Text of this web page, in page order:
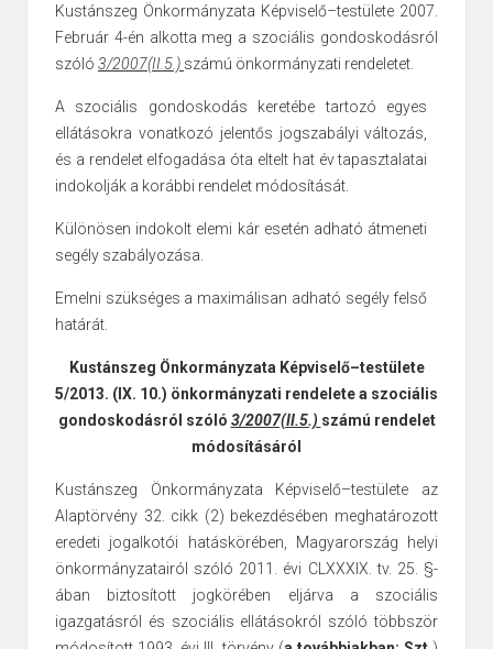
Kustánszeg Önkormányzata Képviselő–testülete 2007.
Február 4-én alkotta meg a szociális gondoskodásról
szóló 3/2007(II.5.) számú önkormányzati rendeletet.
A szociális gondoskodás keretébe tartozó egyes
ellátásokra vonatkozó jelentős jogszabályi változás,
és a rendelet elfogadása óta eltelt hat év tapasztalatai
indokolják a korábbi rendelet módosítását.
Különösen indokolt elemi kár esetén adható átmeneti
segély szabályozása.
Emelni szükséges a maximálisan adható segély felső
határát.
Kustánszeg Önkormányzata Képviselő–testülete
5/2013. (IX. 10.) önkormányzati rendelete a szociális
gondoskodásról szóló 3/2007(II.5.) számú rendelet
módosításáról
Kustánszeg Önkormányzata Képviselő–testülete
az
Alaptörvény 32. cikk (2) bekezdésében meghatározott
eredeti jogalkotói hatáskörében, Magyarország helyi
önkormányzatairól szóló 2011. évi CLXXXIX. tv. 25. §-
ában biztosított jogkörében eljárva a szociális
igazgatásról és szociális ellátásokról szóló többször